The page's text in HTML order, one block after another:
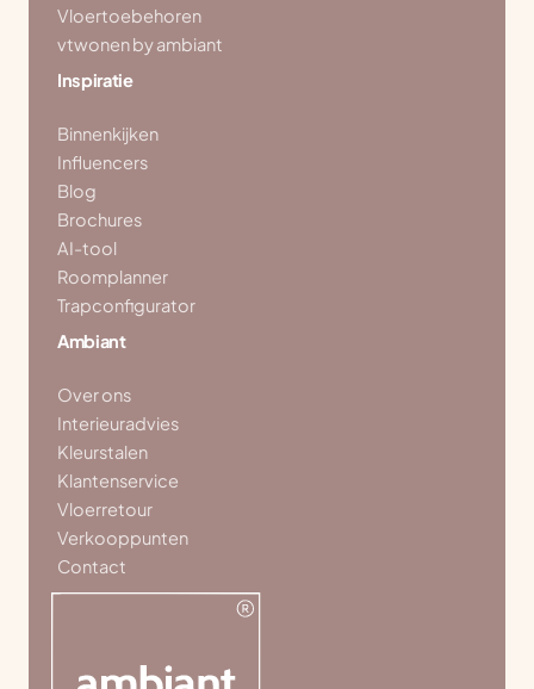
Vloertoebehoren
vtwonen by ambiant
Inspiratie
Binnenkijken
Influencers
Blog
Brochures
AI-tool
Roomplanner
Trapconfigurator
Ambiant
Over ons
Interieuradvies
Kleurstalen
Klantenservice
Vloerretour
Verkooppunten
Contact